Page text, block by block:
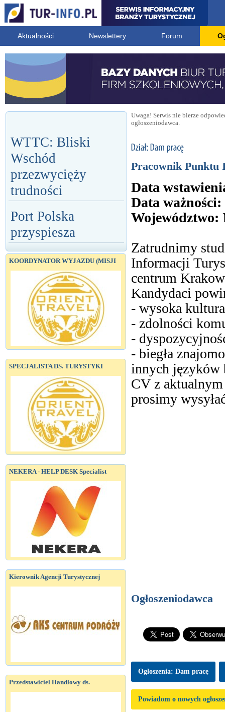
Aktualności Newslettery Forum
WTTC: Bliski
Wschód
przezwycięży
trudności
Port Polska
przyspiesza
KOORDYNATOR WYJAZDU (MISJI
SPECJALISTA DS. TURYSTYKI
NEKERA - HELP DESK Specialist
Kierownik Agencji Turystycznej
Przedstawiciel Handlowy ds.
Uwaga! Serwis nie bierze
ogłoszeniodawca.
Pracownik Punktu
Data
Data ważności:
Województwo:
Zatrudnimy
Informacji
centrum
Kandydaci
- wysoka
- zdolności
-
- biegła
innych języków
CV z
prosimy
Ogłoszeniodawca
Ogłoszenia: Dam pracę
Powiadom o nowych